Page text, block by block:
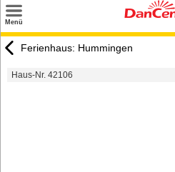
Menü
Urlaubsziele
Ferienhaus: Hummingen
Haus-Nr. 42106